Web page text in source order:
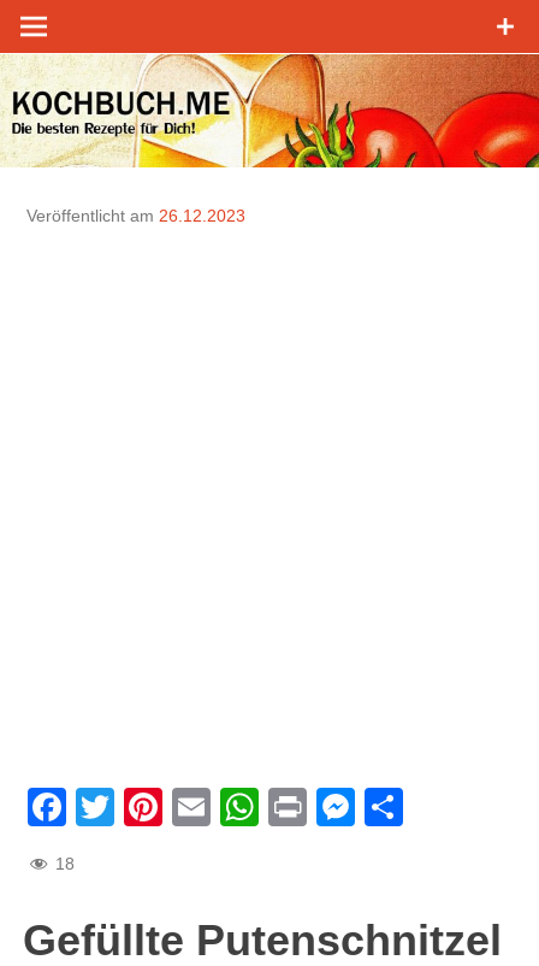
Zum
Inhalt
springen
Veröffentlicht am 26.12.2023
Facebook
TwitterPinterest
EmailWhatsApp
Print
18
Gefüllte Putenschnitzel